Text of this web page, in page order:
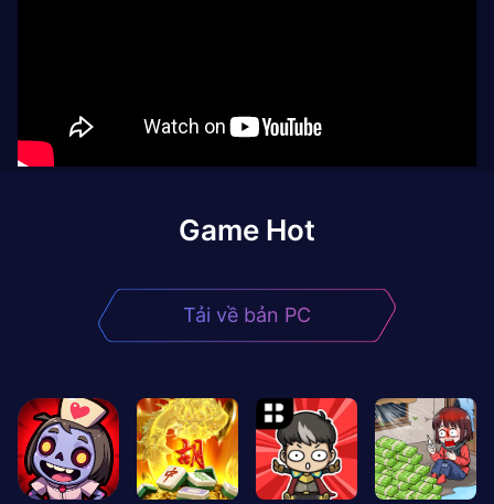
Game Hot
Tải về bản PC